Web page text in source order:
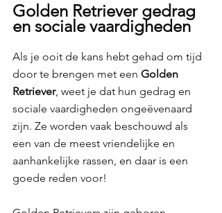
Golden Retriever gedrag
en sociale vaardigheden
Als je ooit de kans hebt gehad om tijd
door te brengen met een Golden
Retriever, weet je dat hun gedrag en
sociale vaardigheden ongeëvenaard
zijn. Ze worden vaak beschouwd als
een van de meest vriendelijke en
aanhankelijke rassen, en daar is een
goede reden voor!